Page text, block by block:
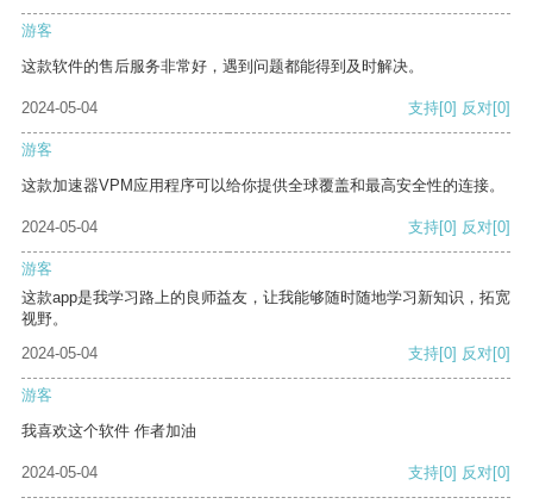
游客
这款软件的售后服务非常好，遇到问题都能得到及时解决。
2024-05-04 支持[0] 反对[0]
游客
这款加速器VPM应用程序可以给你提供全球覆盖和最高安全性的连接。
2024-05-04 支持[0] 反对[0]
游客
这款app是我学习路上的良师益友，让我能够随时随地学习新知识，拓宽
视野。
2024-05-04
支持[0] 反对[0]
游客
我喜欢这个软件 作者加油
2024-05-04 支持[0] 反对[0]